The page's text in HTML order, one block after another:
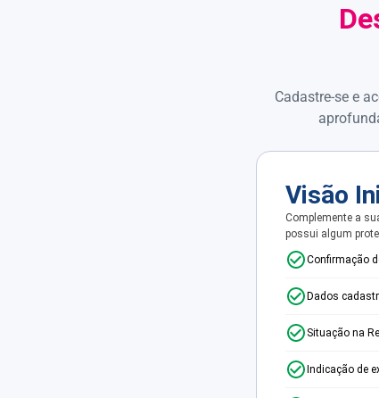
Cadastre-se e
Visão
Complemente a
possui algum
Confirmação
Dados
Situação na
Indicação de